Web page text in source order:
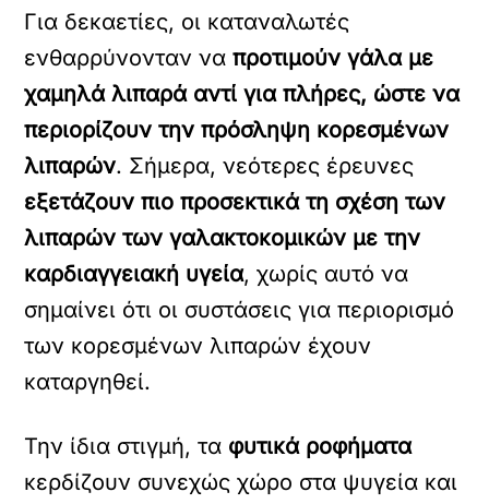
Για δεκαετίες, οι καταναλωτές
ενθαρρύνονταν ναπροτιμούν γάλα με
χαμηλά λιπαρά αντί για πλήρες, ώστε να
περιορίζουν την πρόσληψη κορεσμένων
λιπαρών. Σήμερα, νεότερες έρευνες
εξετάζουν πιο προσεκτικά τη σχέση των
λιπαρών των γαλακτοκομικών με την
καρδιαγγειακή υγεία, χωρίς αυτό να
σημαίνει ότι οι συστάσεις για περιορισμό
των κορεσμένων λιπαρών έχουν
καταργηθεί.
Την ίδια στιγμή, τα φυτικά ροφήματα
κερδίζουν συνεχώς χώρο στα ψυγεία και